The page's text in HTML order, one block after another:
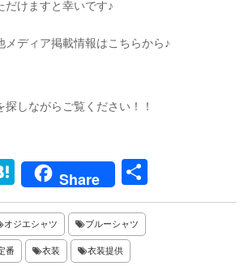
だけますと幸いです♪
ディア掲載情報はこちらから♪
しながらご覧ください！！
H
at
en
a
Share
有
オジエシャツ ブルーシャツ
番 衣装 衣装提供